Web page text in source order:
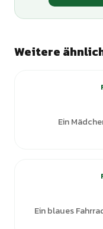
Weitere
Ein
Ein blaues